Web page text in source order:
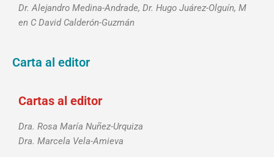
Dr. Alejandro Medina-Andrade, Dr. Hugo Juárez-Olguín, M
en C David Calderón-Guzmán
Carta al editor
Cartas al editor
Dra. Rosa María Nuñez-Urquiza
Dra. Marcela Vela-Amieva